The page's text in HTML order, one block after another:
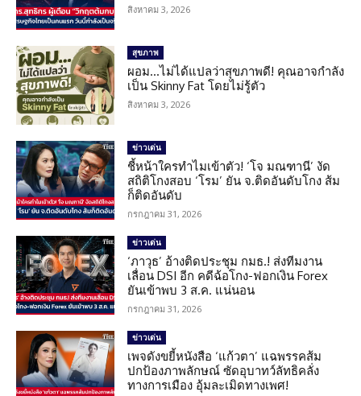
สิงหาคม 3, 2026
สุขภาพ
ผอม…ไม่ได้แปลว่าสุขภาพดี! คุณอาจกำลัง
เป็น Skinny Fat โดยไม่รู้ตัว
สิงหาคม 3, 2026
ข่าวเด่น
ชี้หน้าใครทำไมเข้าตัว! ‘โจ มณฑานี’ งัด
สถิติโกงสอบ ‘โรม’ ยัน จ.ติดอันดับโกง ส้ม
ก็ติดอันดับ
กรกฎาคม 31, 2026
ข่าวเด่น
‘ภาวุธ’ อ้างติดประชุม กมธ.! ส่งทีมงาน
เลื่อน DSI อีก คดีฉ้อโกง-ฟอกเงิน Forex
ยันเข้าพบ 3 ส.ค. แน่นอน
กรกฎาคม 31, 2026
ข่าวเด่น
เพจดังขยี้หนังสือ ‘แก้วตา’ แฉพรรคส้ม
ปกป้องภาพลักษณ์ ซัดอุบาทว์ลัทธิคลั่ง
ทางการเมือง อุ้มละเมิดทางเพศ!